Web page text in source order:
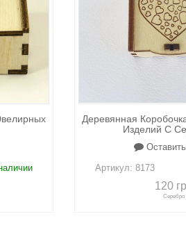
Деревянная
Изделий С
Артикул:8173
120
Серебро